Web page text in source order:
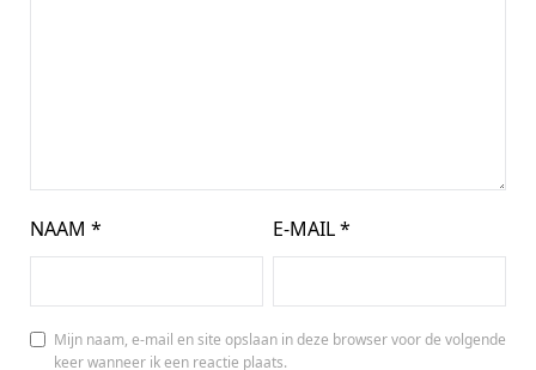
NAAM * E-MAIL*
Mijn naam, e-mail en site opslaan in deze browser voor de volgende
keer wanneer ik een reactie plaats.